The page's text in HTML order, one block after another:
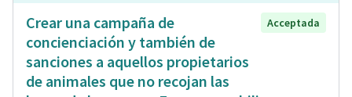
Crear una campaña de
concienciación y también de
sanciones a aquellos propietarios
de animales que no recojan las
Acceptada